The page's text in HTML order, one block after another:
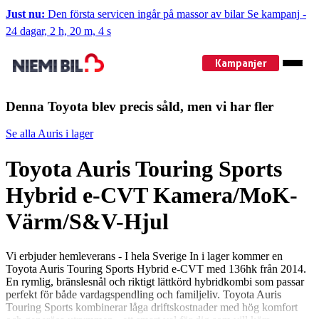
Just nu: Den första servicen ingår på massor av bilar Se kampanj -
24 dagar, 2 h, 20 m, 4 s
Kampanjer
Denna Toyota blev precis såld, men vi har fler
Se alla Auris i lager
Toyota Auris Touring Sports
Hybrid e-CVT Kamera/MoK-
Värm/S&V-Hjul
Vi erbjuder hemleverans - I hela Sverige In i lager kommer en
Toyota Auris Touring Sports Hybrid e-CVT med 136hk från 2014.
En rymlig, bränslesnål och riktigt lättkörd hybridkombi som passar
perfekt för både vardagspendling och familjeliv. Toyota Auris
Touring Sports kombinerar låga driftskostnader med hög komfort